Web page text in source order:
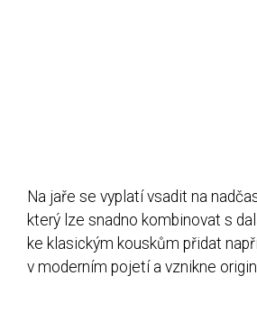
Na jaře se vyplatí vsadit na
který lze snadno kombinovat s
ke klasickým kouskům přidat
v moderním pojetí a vznikne